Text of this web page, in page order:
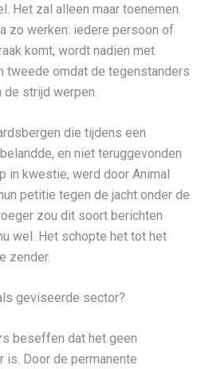
Het zal alleen maar toenemen.
zo werken: iedere persoon of
komt, wordt nadien met
tweede omdat de tegenstanders
strijd werpen.
die tijdens een
en niet teruggevonden
in kwestie, werd door Animal
petitie tegen de jacht onder de
zou dit soort berichten
wel. Het schopte het tot het
zender.
geviseerde sector?
beseffen dat het geen
is. Door de permanente